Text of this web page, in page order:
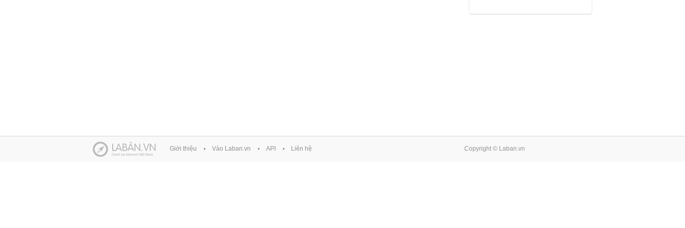
Giới thiệu Vào Laban.vn API Liên hệ Copyright © Laban.vn